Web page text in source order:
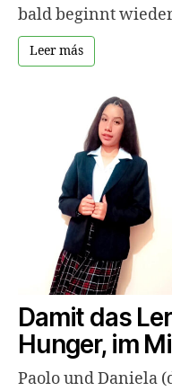
bald beginnt
Leer más
Damit das
Hunger, im
Paolo und Daniela